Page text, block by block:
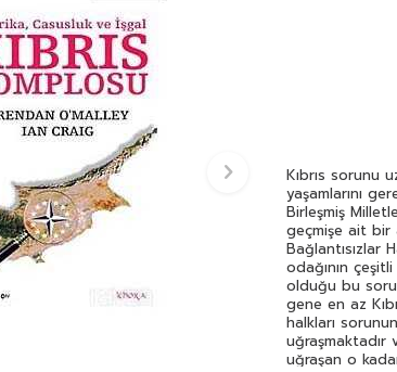
Kıbrıs sorunu
yaşamlarını
Birleşmiş
geçmişe ait bir
Bağlantısızlar
odağının
olduğu bu
gene en az
halkları
uğraşmaktadır
uğraşan o